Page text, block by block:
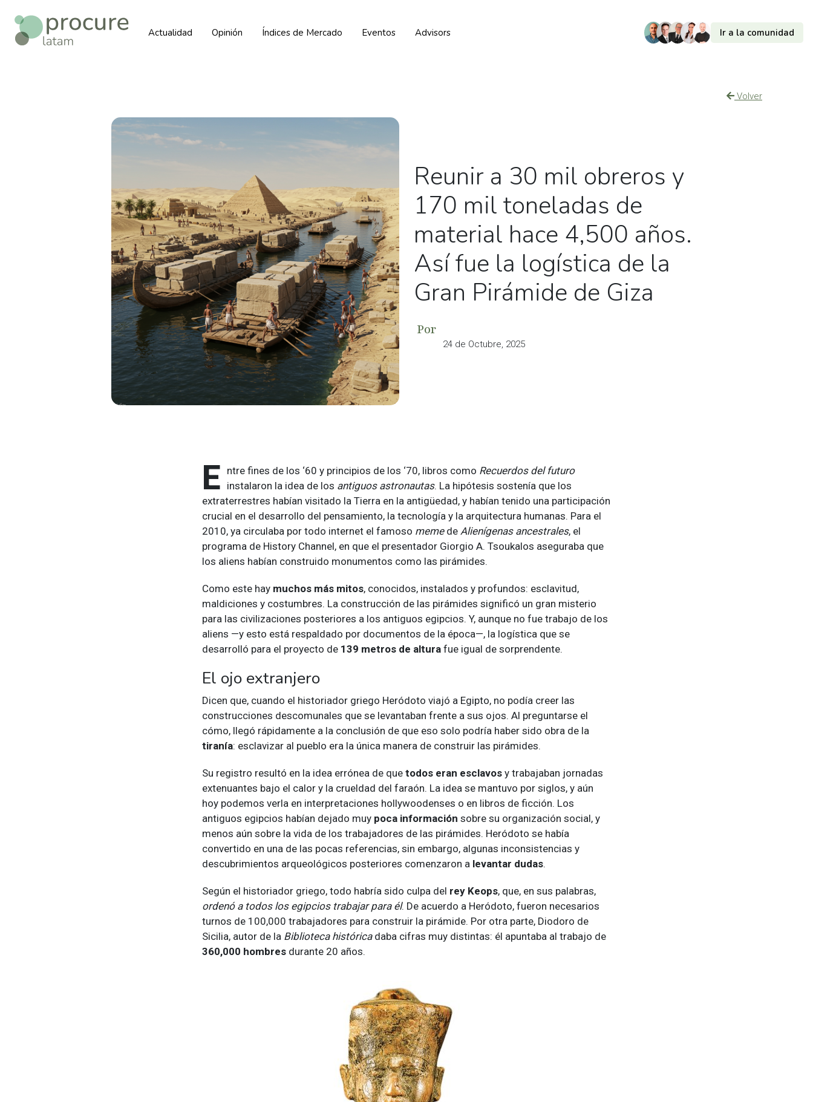
Actualidad Opinión Índices de Mercado Eventos Advisors Ir a la comunidad
Volver
Reunir a 30 mil obreros y
170 mil toneladas de
material hace 4,500 años.
Así fue la logística de la
Gran Pirámide de Giza
Por
24 de Octubre, 2025
E ntre fines de los ‘60 y principios de los ‘70, libros como Recuerdos del futuro
instalaron la idea de los antiguos astronautas. La hipótesis sostenía que los
extraterrestres habían visitado la Tierra en la antigüedad, y habían tenido una participación
crucial en el desarrollo del pensamiento, la tecnología y la arquitectura humanas. Para el
2010, ya circulaba por todo internet el famoso memede Alienígenas ancestrales, el
programa de History Channel, en que el presentador Giorgio A. Tsoukalos aseguraba que
los aliens habían construido monumentos como las pirámides.
Como este hay muchos más mitos, conocidos, instalados y profundos: esclavitud,
maldiciones y costumbres. La construcción de las pirámides significó un gran misterio
para las civilizaciones posteriores a los antiguos egipcios. Y, aunque no fue trabajo de los
aliens —y esto está respaldado por documentos de la época—, la logística que se
desarrolló para el proyecto de 139 metros de altura fue igual de sorprendente.
El ojo extranjero
Dicen que, cuando el historiador griego Heródoto viajó a Egipto, no podía creer las
construcciones descomunales que se levantaban frente a sus ojos. Al preguntarse el
cómo, llegó rápidamente a la conclusión de que eso solo podría haber sido obra de la
tiranía: esclavizar al pueblo era la única manera de construir las pirámides.
Su registro resultó en la idea errónea de que todos eran esclavos y trabajaban jornadas
extenuantes bajo el calor y la crueldad del faraón. La idea se mantuvo por siglos, y aún
hoy podemos verla en interpretaciones hollywoodenses o en libros de ficción. Los
antiguos egipcios habían dejado muy poca información sobre su organización social, y
menos aún sobre la vida de los trabajadores de las pirámides. Heródoto se había
convertido en una de las pocas referencias, sin embargo, algunas inconsistencias y
descubrimientos arqueológicos posteriores comenzaron a levantar dudas.
Según el historiador griego, todo habría sido culpa del rey Keops, que, en sus palabras,
ordenó a todos los egipcios trabajar para él. De acuerdo a Heródoto, fueron necesarios
turnos de 100,000 trabajadores para construir la pirámide. Por otra parte, Diodoro de
Sicilia, autor de la Biblioteca históricadaba cifras muy distintas: él apuntaba al trabajo de
360,000 hombres durante 20 años.